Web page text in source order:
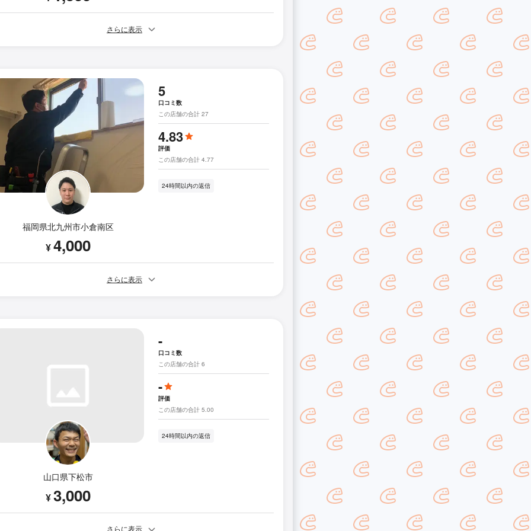
さらに表示
福岡県北九州市小倉南区
¥4,000
5
口コミ数
この店舗の合計 27
4.83
評価
この店舗の合計 4.77
24時間以内の返信
さらに表示
山口県下松市
¥3,000
-
口コミ数
この店舗の合計 6
-
評価
この店舗の合計 5.00
24時間以内の返信